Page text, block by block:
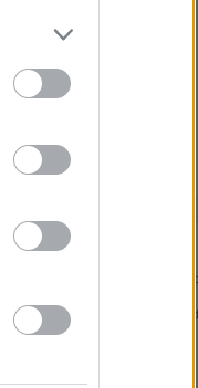
SOBRE KIOSKO.NET
es la puerta de entrada a
Navega por las portadas de los
del otro extremo del mundo.